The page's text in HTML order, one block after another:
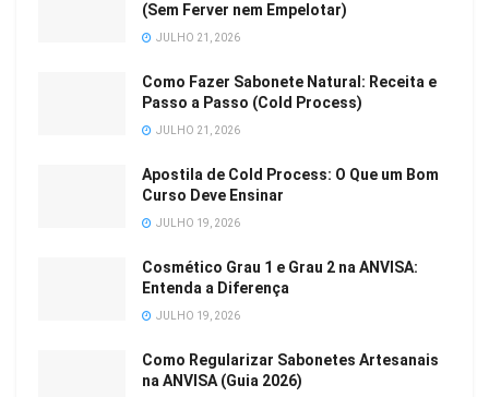
(Sem Ferver nem Empelotar)
JULHO 21, 2026
Como Fazer Sabonete Natural: Receita e
Passo a Passo (Cold Process)
JULHO 21, 2026
Apostila de Cold Process: O Que um Bom
Curso Deve Ensinar
JULHO 19, 2026
Cosmético Grau 1 e Grau 2 na ANVISA:
Entenda a Diferença
JULHO 19, 2026
Como Regularizar Sabonetes Artesanais
na ANVISA (Guia 2026)